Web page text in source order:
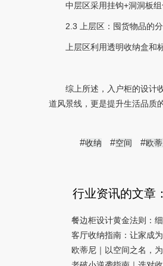
中层区采用挂钩+洞洞板
2.3 上层区：囤货物品的
上层区利用透明收纳盒
综上所述，入户柜的设计
道风景线，更是提升生活品质
#收纳 #空间 #欧
行业资讯的文章：
餐边柜设计黄金法则：
客厅收纳指南：让家成
欧蒂尼｜以空间之名，